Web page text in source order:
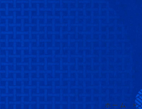
ホーム >